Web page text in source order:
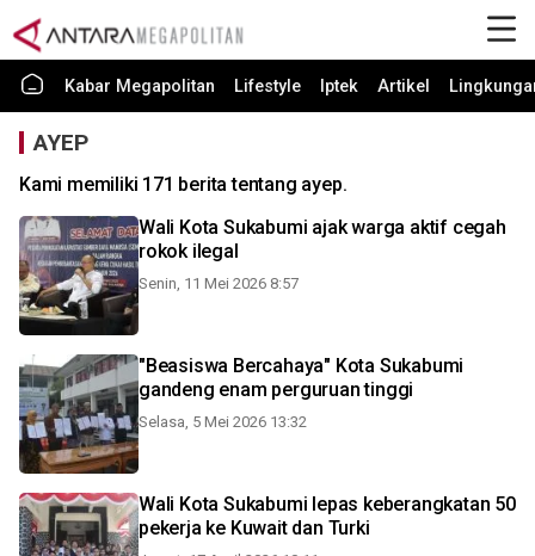
Kabar Megapolitan Lifestyle Iptek Artikel
AYEP
Kami memiliki 171 berita tentang ayep.
Wali Kota Sukabumi ajak warga aktif cegah
rokok ilegal
Senin, 11 Mei 2026 8:57
"Beasiswa Bercahaya" Kota Sukabumi
gandeng enam perguruan tinggi
Selasa, 5 Mei 2026 13:32
Wali Kota Sukabumi lepas keberangkatan 50
pekerja ke Kuwait dan Turki